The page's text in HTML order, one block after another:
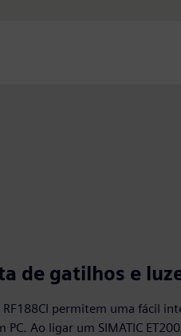
de gatilhos e
RF188CI permitem uma fácil
PC. Ao ligar um SIMATIC